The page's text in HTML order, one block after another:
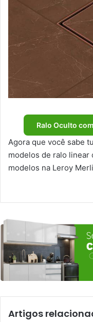
Ralo Oculto
Agora que você sabe
modelos de ralo linear
modelos na Leroy
Artigos